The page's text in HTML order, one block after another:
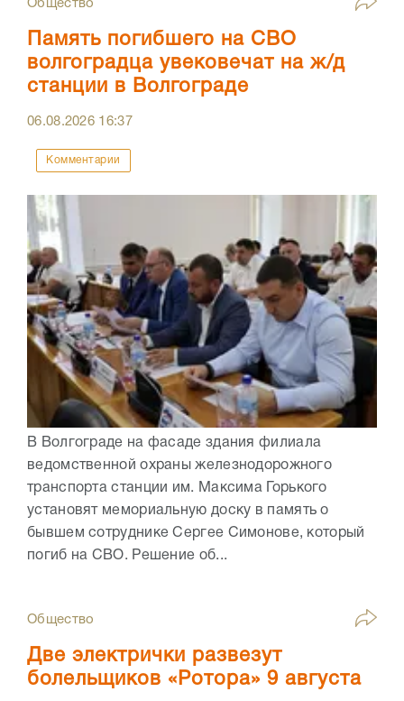
Общество
Память погибшего на СВО
волгоградца увековечат на ж/д
станции в Волгограде
06.08.2026 16:37
Комментарии
В Волгограде на фасаде здания филиала
ведомственной охраны железнодорожного
транспорта станции им. Максима Горького
установят мемориальную доску в память о
бывшем сотруднике Сергее Симонове, который
погиб на СВО. Решение об...
Общество
Две электрички развезут
болельщиков «Ротора» 9 августа